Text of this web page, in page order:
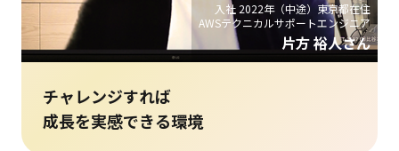
入社 2022年（中途）東京都在住
AWSテクニカルサポートエンジニア
片方 裕人さん
チャレンジすれば
成長を実感できる環境